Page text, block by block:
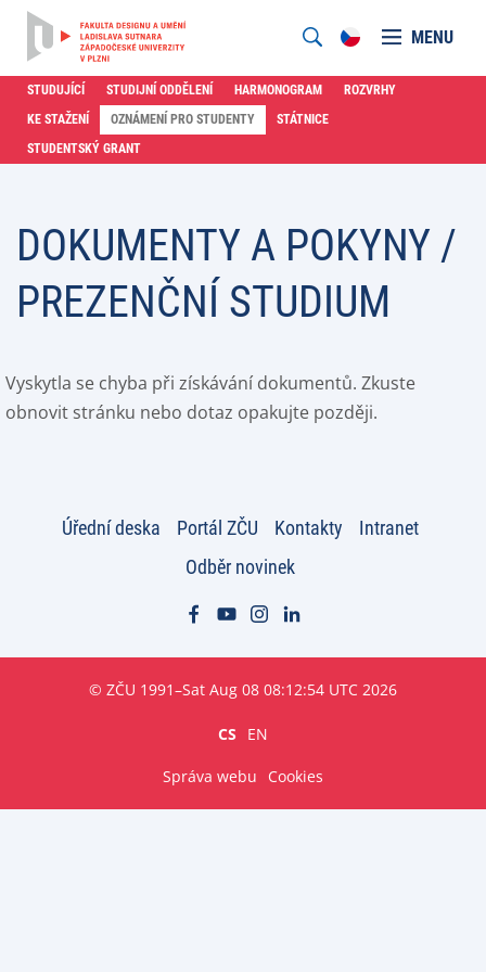
MENU
STUDUJÍCÍ STUDIJNÍ ODDĚLENÍ HARMONOGRAM
ROZVRHY
KE STAŽENÍ
OZNÁMENÍ PRO STUDENTY
STÁTNICE
STUDENTSKÝ GRANT
DOKUMENTY A POKYNY /
PREZENČNÍ STUDIUM
Vyskytla se chyba při získávání dokumentů. Zkuste
obnovit stránku nebo dotaz opakujte později.
Úřední deska Portál ZČU Kontakty
Intranet
Odběr novinek
© ZČU 1991–Sat Aug 08 08:12:54 UTC 2026
CS EN
Správa webu Cookies